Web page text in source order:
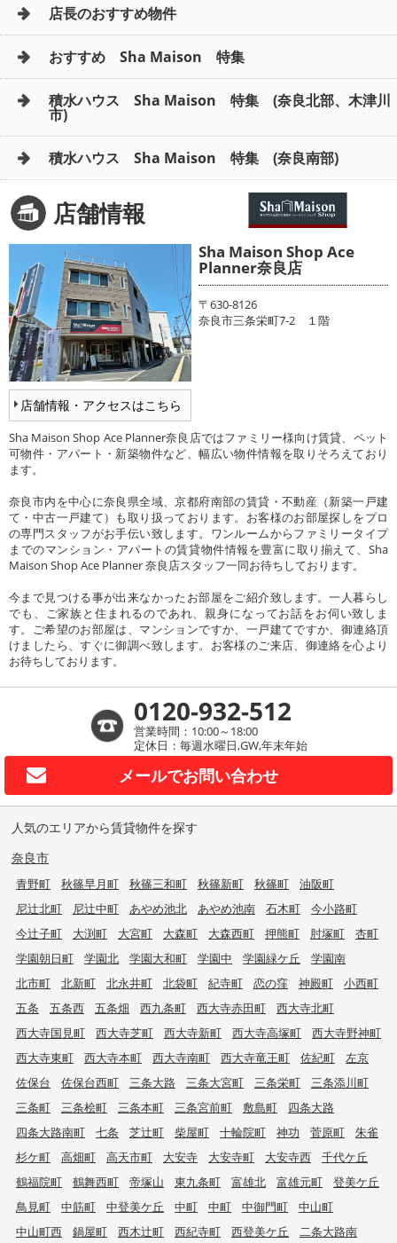
店長のおすすめ物件
おすすめ Sha Maison 特集
積水ハウス Sha Maison 特集 (奈良北部、木津川
市)
積水ハウス Sha Maison 特集 (奈良南部)
店舗情報
店舗情報・アクセスはこちら
Sha Maison Shop Ace
Planner奈良店
〒630-8126
奈良市三条栄町7-2 １階
Sha Maison Shop Ace Planner奈良店ではファミリー様向け賃貸、ペット
可物件・アパート・新築物件など、幅広い物件情報を取りそろえており
ます。
奈良市内を中心に奈良県全域、京都府南部の賃貸・不動産（新築一戸建
て・中古一戸建て）も取り扱っております。お客様のお部屋探しをプロ
の専門スタッフがお手伝い致します。ワンルームからファミリータイプ
までのマンション・アパートの賃貸物件情報を豊富に取り揃えて、Sha
Maison Shop Ace Planner 奈良店スタッフ一同お待ちしております。
今まで見つける事が出来なかったお部屋をご紹介致します。一人暮らし
でも、ご家族と住まれるのであれ、親身になってお話をお伺い致しま
す。ご希望のお部屋は、マンションですか、一戸建てですか、御連絡頂
けましたら、すぐに御調べ致します。お客様のご来店、御連絡を心より
お待ちしております。
0120-932-512
営業時間：10:00～18:00
定休日：毎週水曜日,GW,年末年始
メールでお問い合わせ
人気のエリアから賃貸物件を探す
奈良市
青野町 秋篠早月町 秋篠三和町 秋篠新町 秋篠町
油阪町
尼辻北町
尼辻中町 あやめ池北 あやめ池南 石木町
今小路町
今辻子町
大渕町 大宮町 大森町 大森西町 押熊町 肘塚町
杏町
学園朝日町
学園北 学園大和町 学園中 学園緑ケ丘
学園南
北市町
北新町 北永井町 北袋町 紀寺町 恋の窪 神殿町
小西町
五条
五条西 五条畑 西九条町 西大寺赤田町
西大寺北町
西大寺国見町
西大寺芝町 西大寺新町 西大寺高塚町
西大寺野神町
西大寺東町
西大寺本町 西大寺南町 西大寺竜王町 佐紀町
左京
佐保台
佐保台西町 三条大路 三条大宮町 三条栄町
三条添川町
三条町
三条桧町 三条本町 三条宮前町 敷島町
四条大路
四条大路南町
七条 芝辻町 柴屋町 十輪院町 神功 菅原町
朱雀
杉ケ町
高畑町 高天市町 大安寺 大安寺町 大安寺西
千代ケ丘
鶴福院町
鶴舞西町 帝塚山 東九条町 富雄北 富雄元町
登美ケ丘
鳥見町
中筋町 中登美ケ丘 中町 中町 中御門町
中山町
中山町西
鍋屋町 西木辻町 西紀寺町 西登美ケ丘
二条大路南